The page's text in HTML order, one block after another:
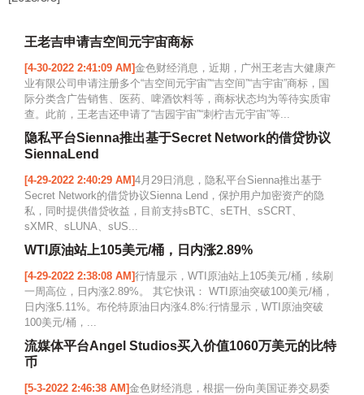
王老吉申请吉空间元宇宙商标
[4-30-2022 2:41:09 AM]金色财经消息，近期，广州王老吉大健康产
业有限公司申请注册多个“吉空间元宇宙”“吉空间”“吉宇宙”商标，国
际分类含广告销售、医药、啤酒饮料等，商标状态均为等待实质审
查。此前，王老吉还申请了“吉园宇宙”“刺柠吉元宇宙”等...
隐私平台Sienna推出基于Secret Network的借贷协议
SiennaLend
[4-29-2022 2:40:29 AM]4月29日消息，隐私平台Sienna推出基于
Secret Network的借贷协议Sienna Lend，保护用户加密资产的隐
私，同时提供借贷收益，目前支持sBTC、sETH、sSCRT、
sXMR、sLUNA、sUS...
WTI原油站上105美元/桶，日内涨2.89%
[4-29-2022 2:38:08 AM]行情显示，WTI原油站上105美元/桶，续刷
一周高位，日内涨2.89%。 其它快讯： WTI原油突破100美元/桶，
日内涨5.11%。布伦特原油日内涨4.8%:行情显示，WTI原油突破
100美元/桶，...
流媒体平台Angel Studios买入价值1060万美元的比特
币
[5-3-2022 2:46:38 AM]金色财经消息，根据一份向美国证券交易委